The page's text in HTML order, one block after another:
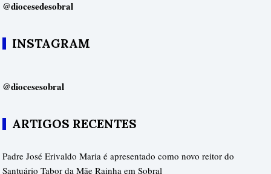
@diocesedesobral
INSTAGRAM
@diocesesobral
ARTIGOS RECENTES
Padre José Erivaldo Maria é apresentado como novo reitor do
Santuário Tabor da Mãe Rainha em Sobral